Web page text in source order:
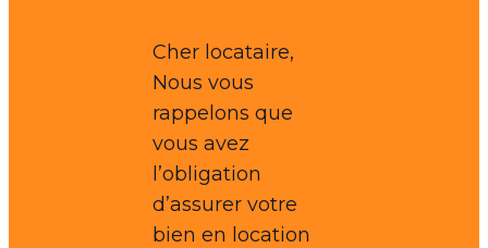
Cher locataire,
Nous vous
rappelons que
vous avez
l’obligation
d’assurer votre
bien en location